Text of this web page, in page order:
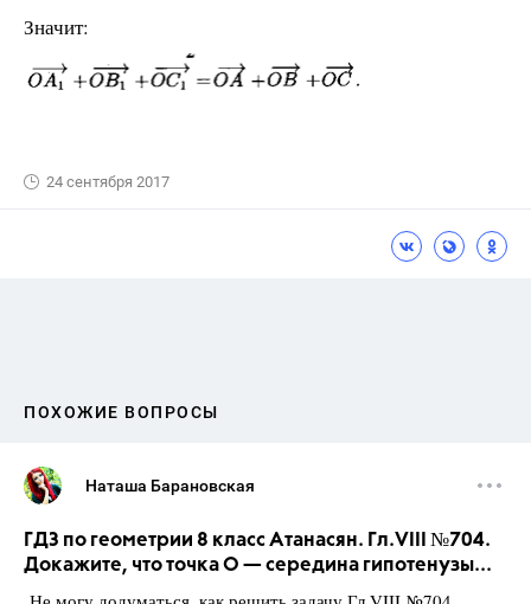
Значит:
24 сентября 2017
ПОХОЖИЕ ВОПРОСЫ
Наташа Барановская
ГДЗ по геометрии 8 класс Атанасян. Гл.VIII №704.
Докажите, что точка О — середина гипотенузы...